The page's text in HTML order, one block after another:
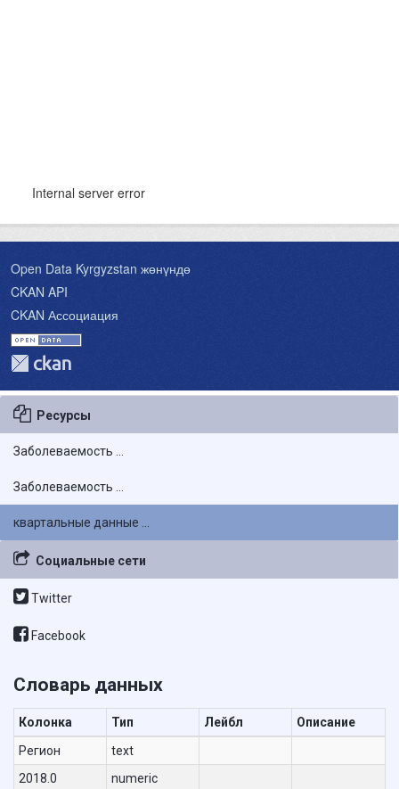
Ресурсы
Заболеваемость ...
Заболеваемость ...
квартальные данные ...
Социальные сети
Twitter
Facebook
Словарь данных
Колонка Тип Лейбл
Описание
Регион
text
2018.0
numeric